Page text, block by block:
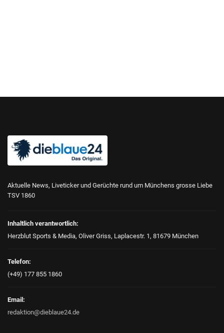
Aktuelle News, Liveticker und Gerüchte rund um Münchens grosse Liebe
TSV 1860
Inhaltlich verantwortlich:
Herzblut Sports & Media, Oliver Griss, Laplacestr. 1, 81679 München
Telefon:
(+49) 177 855 1860
Email:
redaktion@dieblaue24.de